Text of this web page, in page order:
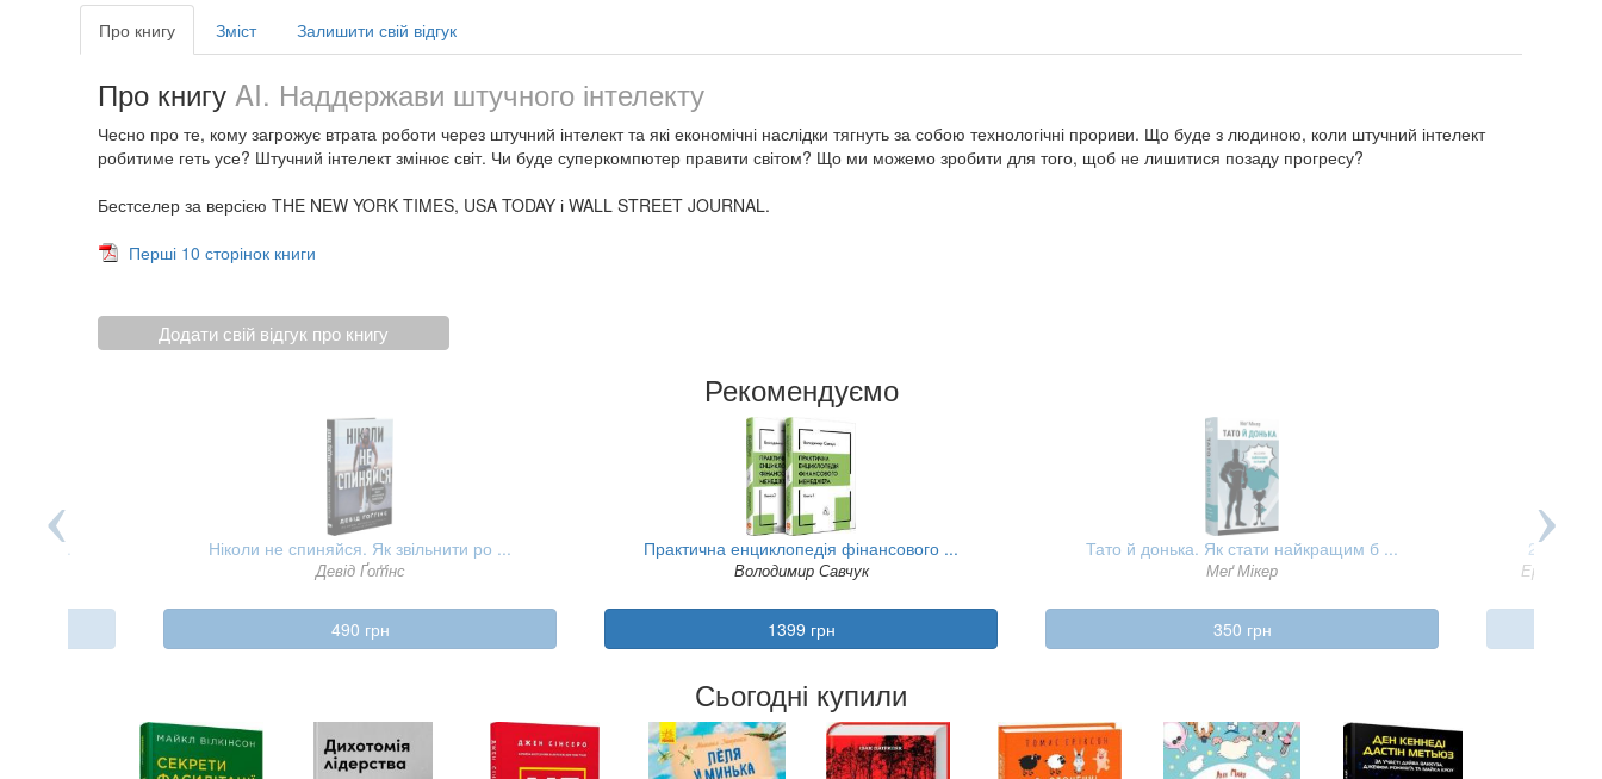
Про книгу Зміст Залишити свій відгук
Про книгу AI. Наддержави штучного інтелекту
Чесно про те, кому загрожує втрата роботи через штучний інтелект та які економічні наслідки тягнуть за собою технологічні прориви. Що буде з людиною, коли штучний інтелект
робитиме геть усе? Штучний інтелект змінює світ. Чи буде суперкомпютер правити світом? Що ми можемо зробити для того, щоб не лишитися позаду прогресу?
Бестселер за версією THE NEW YORK TIMES, USA TODAY і WALL STREET JOURNAL.
Перші 10 сторінок книги
Додати свій відгук про книгу
Рекомендуємо
нашо ... Ніколи не спиняйся. Як звільнити ро ...
Девід Ґоґґінс
490 грн
Практична енциклопедія фінансового ...
Володимир Савчук
1399 грн
Тато й донька. Як стати найкращим б ...
Меґ Мікер
350 грн
2024
Ерік Ван
Сьогодні купили